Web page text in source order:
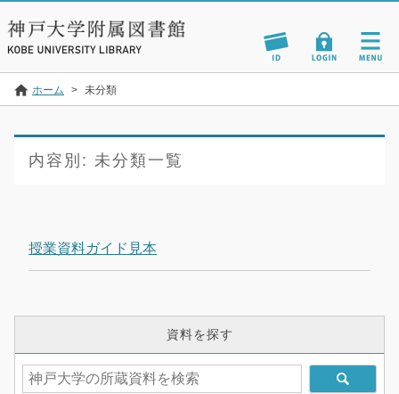
ホーム > 未分類
内容別: 未分類一覧
授業資料ガイド見本
資料を探す